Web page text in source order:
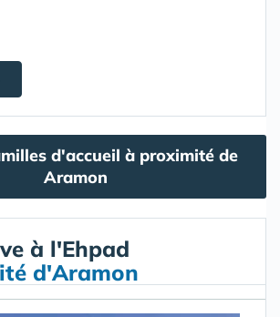
d'accueil à proximité de
Aramon
à l'Ehpad
d'Aramon